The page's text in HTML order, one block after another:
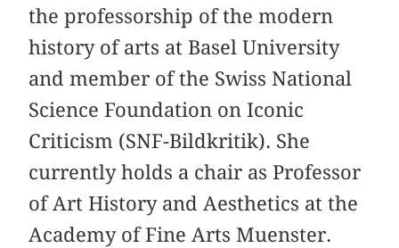
the professorship of the modern
history of arts at Basel University
and member of the Swiss National
Science Foundation on Iconic
Criticism (SNF-Bildkritik). She
currently holds a chair as Professor
of Art History and Aesthetics at the
Academy of Fine Arts Muenster.